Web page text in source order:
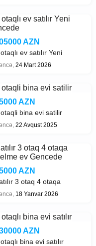
AZN
ev satılır Yeni
24 Mart 2026
AZN
bina evi satilir
22 Avqust 2025
AZN
3 otaq 4 otaqa
ev Gencede
18 Yanvar 2026
AZN
bina evi satılır